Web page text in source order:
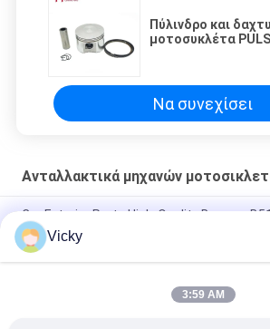
Πύλινδρο και
μοτοσυκλέτα
Να συνεχίσει
Ανταλλακτικά μηχανών
Car Exterior Parts High-Quality Bumper
CHANAN OSHAN​ Z6 Starry White
Αρχάριος κινητήρας Honda EX5
Vicky
3:59 AM